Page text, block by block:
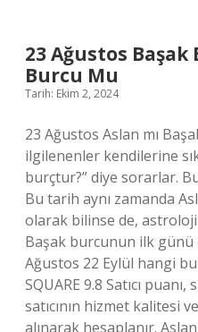
23 Ağustos
Burcu Mu
Tarih: Ekim 2, 2024
23 Ağustos Aslan mı
ilgilenenler kendilerine
burçtur?” diye sorarlar.
Bu tarih aynı zamanda
olarak bilinse de,
Başak burcunun ilk
Ağustos 22 Eylül hangi
SQUARE 9.8 Satıcı
satıcının hizmet kalitesi
alınarak hesaplanır.